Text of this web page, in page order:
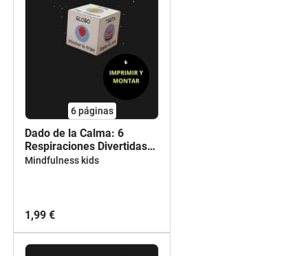
6páginas
Dado de la Calma: 6
Respiraciones Divertidas
para Infantil (3-6 años)
Mindfulness kids
1,99 €